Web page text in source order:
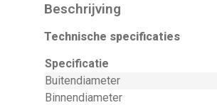
Beschrijving
Technische specificaties
Specificatie
Buitendiameter
Binnendiameter